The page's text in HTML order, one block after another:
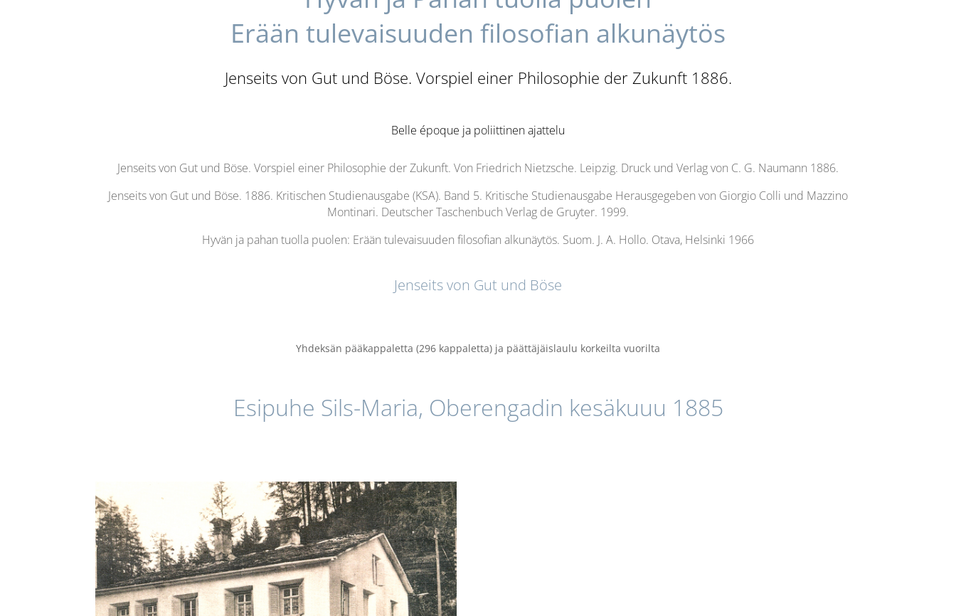
Erään tulevaisuuden filosofian alkunäytös
Jenseits von Gut und Böse. Vorspiel einer Philosophie der Zukunft 1886.
Belle époque ja poliittinen ajattelu
Jenseits von Gut und Böse. Vorspiel einer Philosophie der Zukunft. Von Friedrich Nietzsche. Leipzig. Druck und Verlag von C. G. Naumann 1886.
Jenseits von Gut und Böse. 1886. Kritischen Studienausgabe (KSA). Band 5. Kritische Studienausgabe Herausgegeben von Giorgio Colli und Mazzino
Montinari. Deutscher Taschenbuch Verlag de Gruyter. 1999.
Hyvän ja pahan tuolla puolen: Erään tulevaisuuden filosofian alkunäytös. Suom. J. A. Hollo. Otava, Helsinki 1966
Jenseits von Gut und Böse
Yhdeksän pääkappaletta (296 kappaletta) ja päättäjäislaulu korkeilta vuorilta
Esipuhe Sils-Maria, Oberengadin kesäkuuu 1885